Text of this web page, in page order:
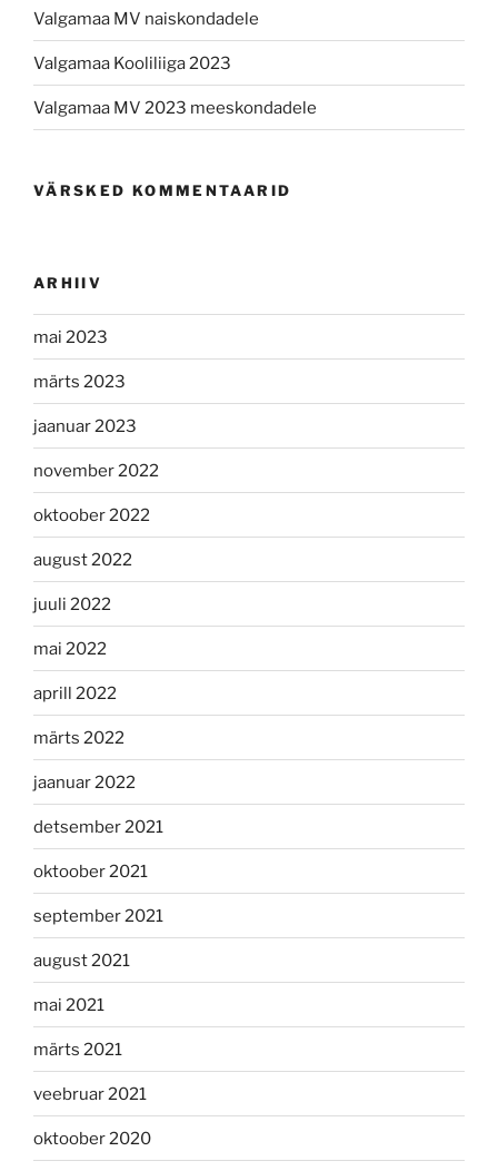
Valgamaa MV naiskondadele
Valgamaa Kooliliiga 2023
Valgamaa MV 2023 meeskondadele
VÄRSKED KOMMENTAARID
ARHIIV
mai 2023
märts 2023
jaanuar 2023
november 2022
oktoober 2022
august 2022
juuli 2022
mai 2022
aprill 2022
märts 2022
jaanuar 2022
detsember 2021
oktoober 2021
september 2021
august 2021
mai 2021
märts 2021
veebruar 2021
oktoober 2020